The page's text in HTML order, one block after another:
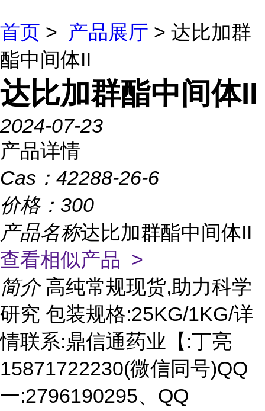
首页 > 产品展厅 > 达比加群
酯中间体II
达比加群酯中间体II
2024-07-23
产品详情
Cas： 42288-26-6
价格： 300
产品名称达比加群酯中间体II
查看相似产品 >
简介 高纯常规现货,助力科学
研究 包装规格:25KG/1KG/详
情联系:鼎信通药业【:丁亮
15871722230(微信同号)QQ
一:2796190295、QQ